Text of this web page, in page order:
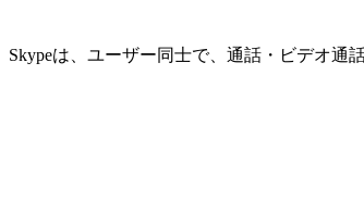
Skypeは、ユーザー同士で、通話・ビデオ通